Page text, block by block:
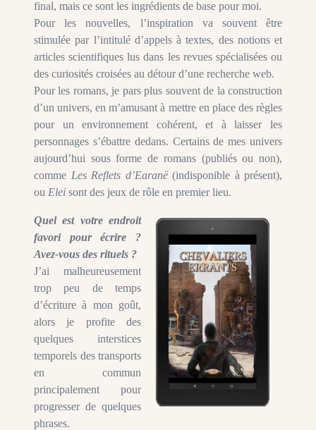
final, mais ce sont les ingrédients de base pour moi.
Pour les nouvelles, l’inspiration va souvent être
stimulée par l’intitulé d’appels à textes, des notions et
articles scientifiques lus dans les revues spécialisées ou
des curiosités croisées au détour d’une recherche web.
Pour les romans, je pars plus souvent de la construction
d’un univers, en m’amusant à mettre en place des règles
pour un environnement cohérent, et à laisser les
personnages s’ébattre dedans. Certains de mes univers
aujourd’hui sous forme de romans (publiés ou non),
comme Les Reflets d’Earanë(indisponible à présent),
ou Elei sont des jeux de rôle en premier lieu.
Quel est votre endroit
favori pour écrire ?
Avez-vous des rituels ?
J’ai malheureusement
trop peu de temps
d’écriture à mon goût,
alors je profite des
quelques interstices
temporels des transports
en commun
principalement pour
progresser de quelques
phrases.